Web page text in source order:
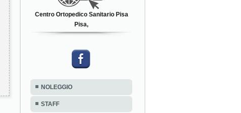
Centro Ortopedico Sanitario Pisa
Pisa,
NOLEGGIO
STAFF